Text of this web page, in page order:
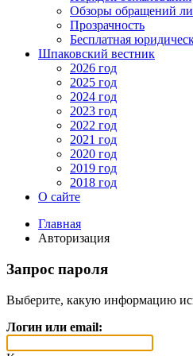
Обзоры обращений
Прозрачность
Бесплатная
Шпаковский вестник
2026 год
2025 год
2024 год
2023 год
2022 год
2021 год
2020 год
2019 год
2018 год
О сайте
Главная
Авторизация
Запрос пароля
Выберите, какую информацию
Логин или email: